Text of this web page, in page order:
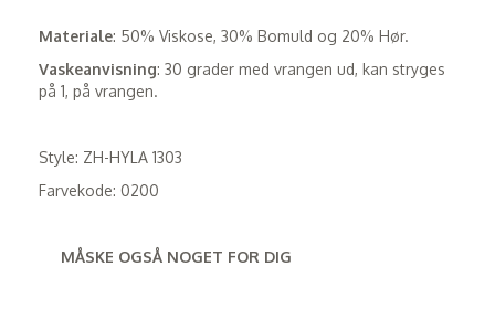
Materiale: 50% Viskose, 30% Bomuld og 20% Hør.
Vaskeanvisning: 30 grader med vrangen ud, kan stryges
på 1, på vrangen.
Style: ZH-HYLA 1303
Farvekode: 0200
MÅSKE OGSÅ NOGET FOR DIG